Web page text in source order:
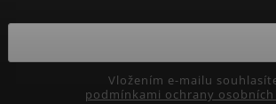
podmínkami ochrany osobních